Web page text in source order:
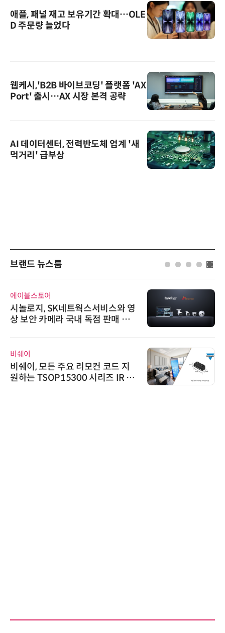
애플, 패널 재고 보유기간 확대…OLE
D 주문량 늘었다
웹케시,'B2B 바이브코딩' 플랫폼 'AX
Port' 출시…AX 시장 본격 공략
AI 데이터센터, 전력반도체 업계 '새
먹거리' 급부상
브랜드 뉴스룸
에이블스토어
시놀로지, SK네트웍스서비스와 영
상 보안 카메라 국내 독점 판매 파
비쉐이
비쉐이, 모든 주요 리모컨 코드 지
원하는 TSOP15300 시리즈 IR 수